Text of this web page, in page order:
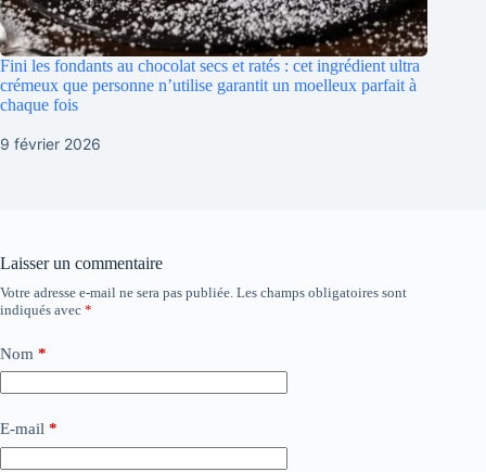
Fini les fondants au chocolat secs et ratés : cet ingrédient ultra
crémeux que personne n’utilise garantit un moelleux parfait à
chaque fois
9 février 2026
Laisser un commentaire
Votre adresse e-mail ne sera pas publiée. Les champs obligatoires sont
indiqués avec *
Nom *
E-mail *